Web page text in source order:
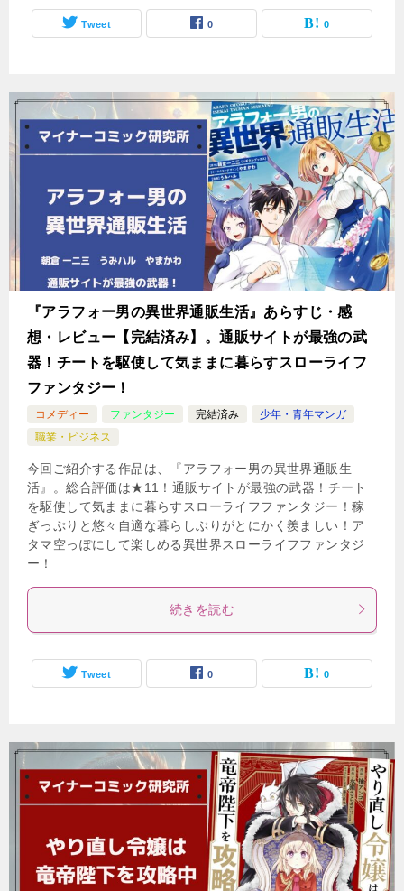
Tweet 0 0
『アラフォー男の異世界通販生活』あらすじ・感
想・レビュー【完結済み】。通販サイトが最強の武
器！チートを駆使して気ままに暮らすスローライフ
ファンタジー！
コメディー ファンタジー 完結済み
少年・青年マンガ
職業・ビジネス
今回ご紹介する作品は、『アラフォー男の異世界通販生
活』。総合評価は★11！通販サイトが最強の武器！チート
を駆使して気ままに暮らすスローライフファンタジー！稼
ぎっぷりと悠々自適な暮らしぶりがとにかく羨ましい！ア
タマ空っぽにして楽しめる異世界スローライフファンタジ
ー！
続きを読む
Tweet 0 0